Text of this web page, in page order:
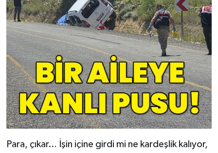
Para, çıkar… İşin içine girdi mi ne kardeşlik kalıyor,